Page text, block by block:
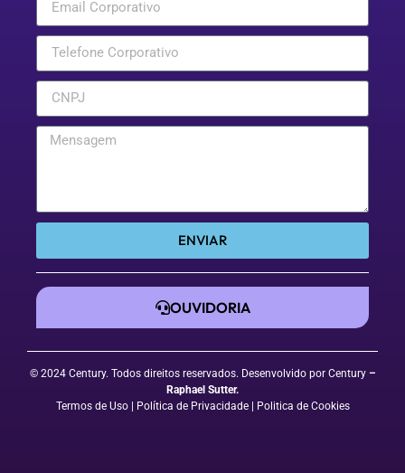
ENVIAR
OUVIDORIA
© 2024 Century. Todos direitos reservados. Desenvolvido por Century –
Raphael Sutter.
Termos de Uso | Política de Privacidade| Politica de Cookies